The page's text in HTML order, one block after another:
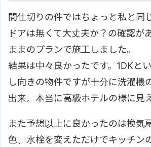
間仕切りの件ではちょっと私と同
ドアは無くて大丈夫か？の確認が
ままのプランで施工しました。
結果は中々良かったです。1DKと
し向きの物件ですが十分に洗濯機
出来。本当に高級ホテルの様に見
また予想以上に良かったのは換気
色、水栓を変えただけでキッチン